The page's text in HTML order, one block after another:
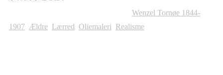
Wenzel Tornøe 1844-
1907 Ældre Lærred Oliemaleri Realisme